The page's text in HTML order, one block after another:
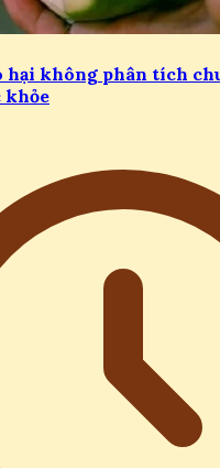
hại không phân tích
khỏe